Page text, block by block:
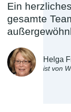
Ein
gesamte
Helga
ist von